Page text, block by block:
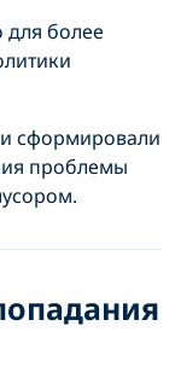
для более
сформировали
проблемы